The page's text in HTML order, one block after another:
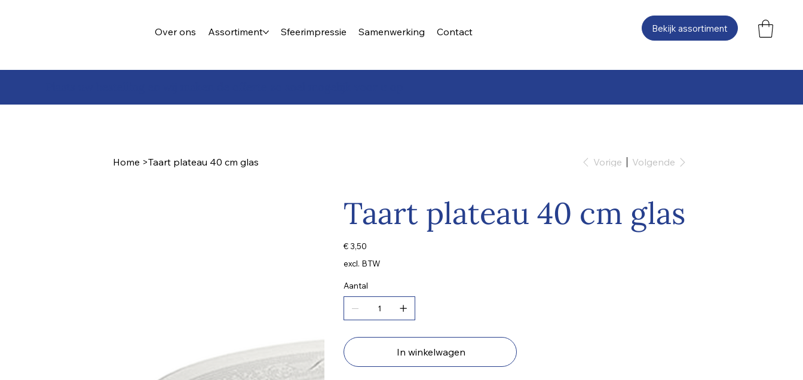
Over ons Assortiment Sfeerimpressie Samenwerking Contact Bekijk assortiment
Home >Taart plateau 40 cm glas Vorige Volgende
Taart plateau 40 cm glas
Prijs
€ 3,50
excl. BTW
Aantal
In winkelwagen